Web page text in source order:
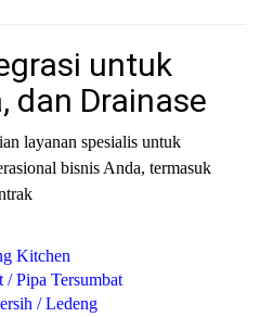
untuk
dan Drainase
layanan spesialis untuk
bisnis Anda, termasuk
Kitchen
/ Pipa Tersumbat
/ Ledeng